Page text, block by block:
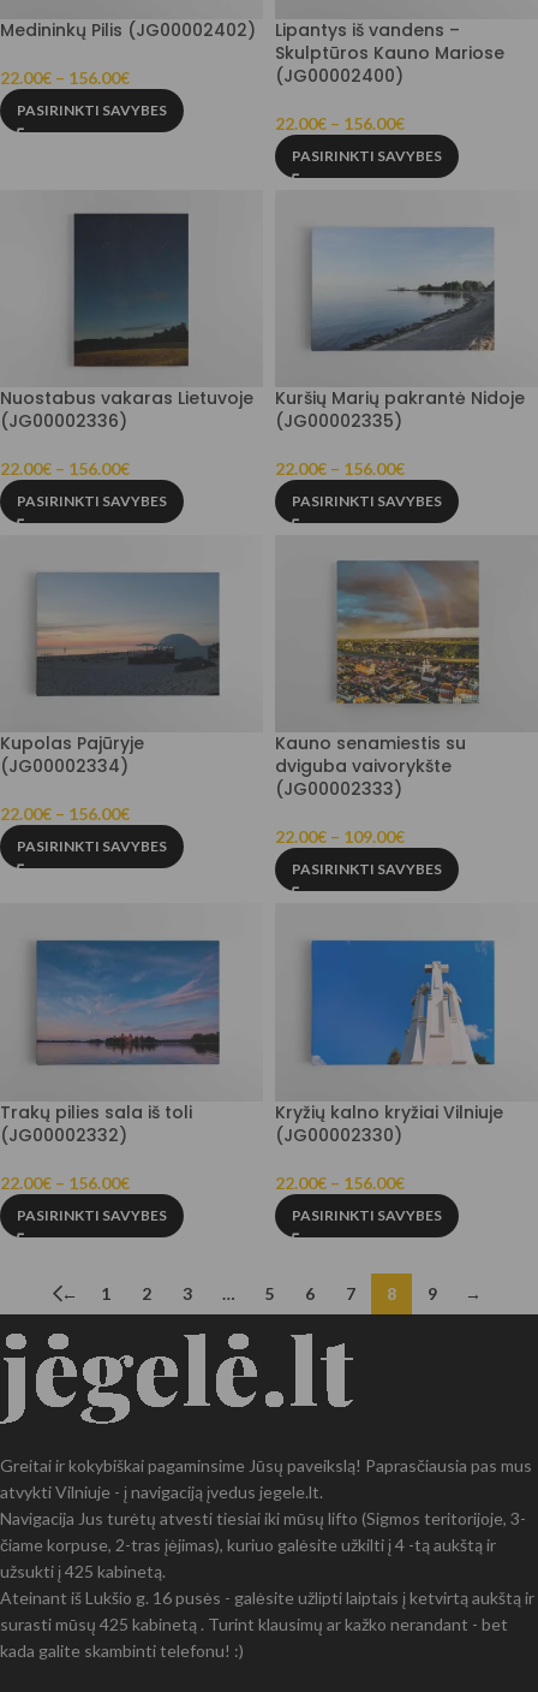
Medininkų Pilis (JG00002402)
22.00€ – 156.00€
PASIRINKTI SAVYBES
Lipantys iš vandens –
Skulptūros Kauno Mariose
(JG00002400)
22.00€ – 156.00€
PASIRINKTI SAVYBES
Nuostabus vakaras Lietuvoje
(JG00002336)
22.00€ – 156.00€
PASIRINKTI SAVYBES
Kuršių Marių pakrantė Nidoje
(JG00002335)
22.00€ – 156.00€
PASIRINKTI SAVYBES
Kupolas Pajūryje
(JG00002334)
22.00€ – 156.00€
PASIRINKTI SAVYBES
Kauno senamiestis su
dviguba vaivorykšte
(JG00002333)
22.00€ – 109.00€
PASIRINKTI SAVYBES
Trakų pilies sala iš toli
(JG00002332)
22.00€ – 156.00€
PASIRINKTI SAVYBES
Kryžių kalno kryžiai Vilniuje
(JG00002330)
22.00€ – 156.00€
PASIRINKTI SAVYBES
← 1 2 3 … 5 6 7 8 9 →
Greitai ir kokybiškai pagaminsime Jūsų paveikslą! Paprasčiausia pas mus
atvykti Vilniuje - į navigaciją įvedus jegele.lt.
Navigacija Jus turėtų atvesti tiesiai iki mūsų lifto (Sigmos teritorijoje, 3-
čiame korpuse, 2-tras įėjimas), kuriuo galėsite užkilti į 4 -tą aukštą ir
užsukti į 425 kabinetą.
Ateinant iš Lukšio g. 16 pusės - galėsite užlipti laiptais į ketvirtą aukštą ir
surasti mūsų 425 kabinetą . Turint klausimų ar kažko nerandant - bet
kada galite skambinti telefonu! :)